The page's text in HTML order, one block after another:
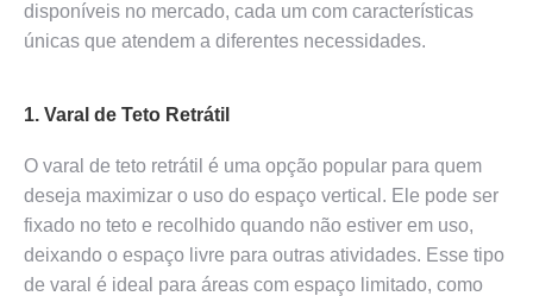
disponíveis no mercado, cada um com características
únicas que atendem a diferentes necessidades.
1. Varal de Teto Retrátil
O varal de teto retrátil é uma opção popular para quem
deseja maximizar o uso do espaço vertical. Ele pode ser
fixado no teto e recolhido quando não estiver em uso,
deixando o espaço livre para outras atividades. Esse tipo
de varal é ideal para áreas com espaço limitado, como